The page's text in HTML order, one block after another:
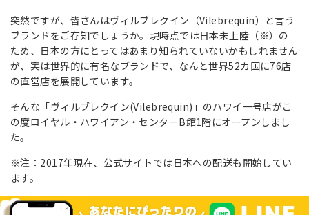
突然ですが、皆さんはヴィルブレクイン（Vilebrequin）と言う
ブランドをご存知でしょうか。現時点では日本未上陸（※）の
ため、日本の方にとってはあまり知られていないかもしれません
が、実は世界的に有名なブランドで、なんと世界52カ国に76店
の直営店を展開しています。
そんな「ヴィルブレクイン(Vilebrequin)」のハワイ一号店がこ
の度ロイヤル・ハワイアン・センターB館1階にオープンしまし
た。
※注：2017年現在、公式サイトでは日本への配送も開始してい
ます。